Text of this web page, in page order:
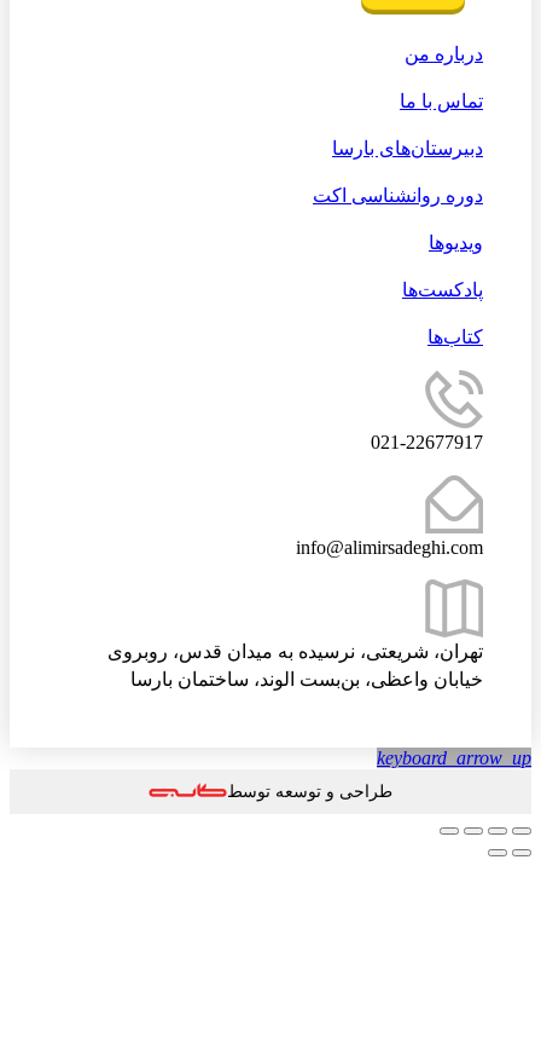
درباره من
تماس با ما
دبیرستان‌های بارسا
دوره روانشناسی اکت
ویدیوها
پادکست‌ها
کتاب‌ها
021-22677917
info@alimirsadeghi.com
تهران، شریعتی، نرسیده به میدان قدس، روبروی
خیابان واعظی، بن‌بست الوند، ساختمان بارسا
طراحی و توسعه توسط